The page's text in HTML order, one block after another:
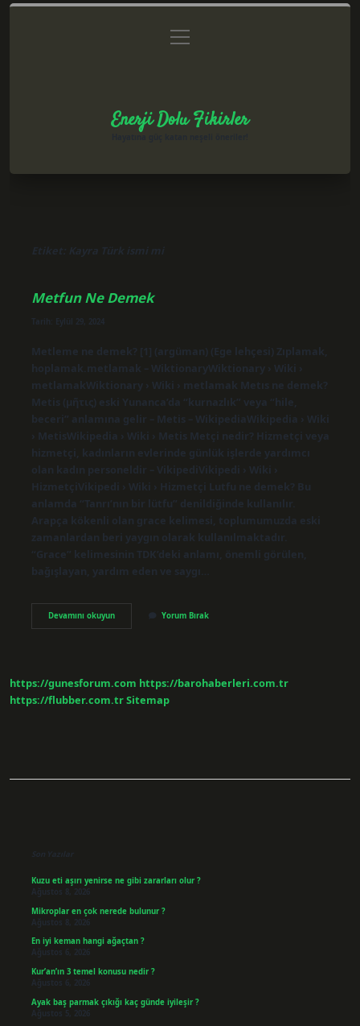
Gizlilik Politikası
menüyü
aç
Enerji Dolu Fikirler
Etiket: Kayra Türk ismi mi
Metfun Ne Demek
Tarih: Eylül 29, 2024
Metleme ne demek? [1] (argüman) (Ege lehçesi) Zıplamak,
hoplamak.metlamak – WiktionaryWiktionary › Wiki ›
metlamakWiktionary › Wiki › metlamak Metıs ne demek?
Metis (μῆτις) eski Yunanca’da “kurnazlık” veya “hile,
beceri” anlamına gelir – Metis – WikipediaWikipedia › Wiki
› MetisWikipedia › Wiki › Metis Metçi nedir? Hizmetçi veya
hizmetçi, kadınların evlerinde günlük işlerde yardımcı
olan kadın personeldir – VikipediVikipedi › Wiki ›
HizmetçiVikipedi › Wiki › Hizmetçi Lutfu ne demek? Bu
anlamda “Tanrı’nın bir lütfu” denildiğinde kullanılır.
Arapça kökenli olan grace kelimesi, toplumumuzda eski
zamanlardan beri yaygın olarak kullanılmaktadır.
“Grace” kelimesinin TDK’deki anlamı, önemli görülen,
bağışlayan, yardım eden ve saygı…
Devamını okuyunMetfun
Ne
Yorum Bırak
https://gunesforum.com https://barohaberleri.com.tr
https://flubber.com.trSitemap
Son Yazılar
Kuzu eti aşırı yenirse ne gibi zararları olur ?
Ağustos 8, 2026
Mikroplar en çok nerede bulunur ?
Ağustos 8, 2026
En iyi keman hangi ağaçtan ?
Ağustos 6, 2026
Kur’an’ın 3 temel konusu nedir ?
Ağustos 6, 2026
Ayak baş parmak çıkığı kaç günde iyileşir ?
Ağustos 5, 2026